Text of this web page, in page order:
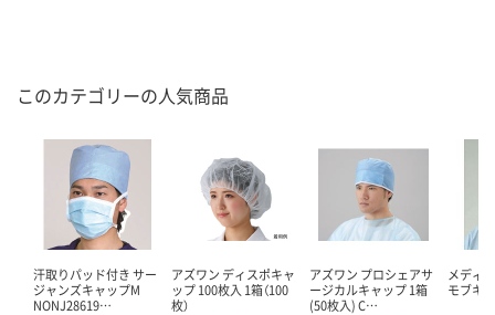
このカテゴリーの人気商品
汗取りパッド付き サー
ジャンズキャップM
NONJ28619…
アズワン ディスポキャ
ップ 100枚入 1箱（100
枚）
アズワン プロシェアサ
ージカルキャップ 1箱
(50枚入) C…
メディ
モブキ